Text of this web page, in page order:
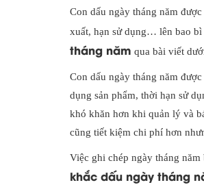
Con dấu ngày tháng năm
xuất, hạn sử dụng… lên bao bì
tháng năm qua bài viết
Con dấu ngày tháng năm
dụng sản phẩm, thời hạn sử
khó khăn hơn khi quản lý và
cũng tiết kiệm chi phí hơn
Việc ghi chép ngày tháng
khắc dấu ngày tháng